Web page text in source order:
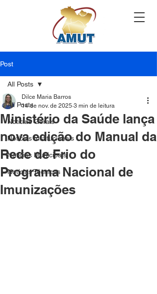
Post
All Posts
Notícias Gerais
Notícias Institucionais
Notícias Municipais
Notícias Técnicas
All Posts
Ministério da Saúde lança
nova edição do Manual da
Rede de Frio do
Programa Nacional de
Imunizações
Dilce Maria Barros
14 de nov. de 2025 3 min de leitura